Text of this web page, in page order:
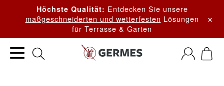
Höchste Qualität: Entdecken Sie unsere
maßgeschneiderten und wetterfesten Lösungen
für Terrasse & Garten
×